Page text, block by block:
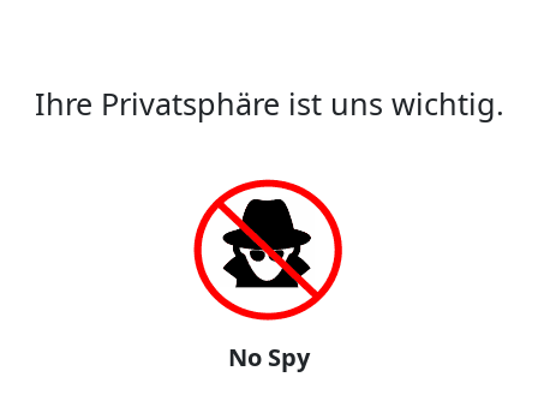
Ihre Privatsphäre ist uns wichtig.
No Spy